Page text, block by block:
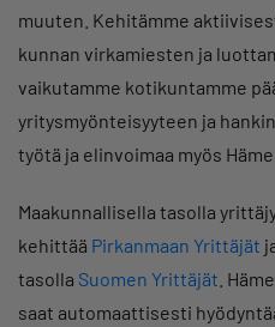
muuten. Kehitämme
kunnan virkamiesten ja
vaikutamme kotikuntamme
yritysmyönteisyyteen ja
työtä ja elinvoimaa myös
Maakunnallisella tasolla
kehittää Pirkanmaan Yrittäjät
tasolla Suomen Yrittäjät .
saat automaattisesti